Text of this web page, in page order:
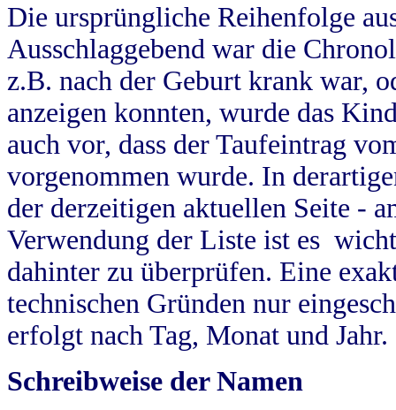
Die ursprüngliche Reihenfolge
Ausschlaggebend war die
z.B. nach der Geburt krank war,
anzeigen konnten, wurde das
auch vor, dass der Taufeintrag
vorgenommen wurde. In
der derzeitigen aktuellen Seite -
Verwendung der Liste ist es
dahinter zu überprüfen. Eine
technischen Gründen nur
erfolgt nach Tag, Monat und Jahr.
Schreibweise der Namen